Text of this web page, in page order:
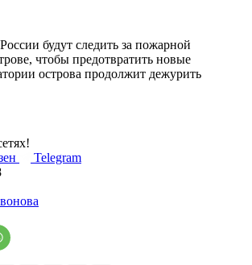
будут следить за пожарной
чтобы предотвратить новые
острова продолжит дежурить
Telegram